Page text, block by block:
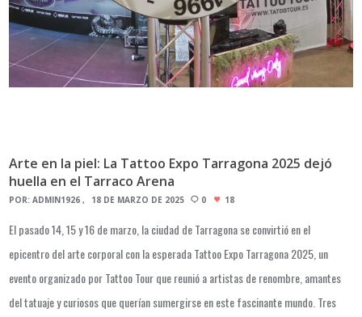
Arte en la piel: La Tattoo Expo Tarragona 2025 dejó
huella en el Tarraco Arena
POR:ADMIN1926 18 DE MARZO DE 2025 0 18
El pasado 14, 15 y 16 de marzo, la ciudad de Tarragona se convirtió en el
epicentro del arte corporal con la esperada Tattoo Expo Tarragona 2025, un
evento organizado por Tattoo Tour que reunió a artistas de renombre, amantes
del tatuaje y curiosos que querían sumergirse en este fascinante mundo. Tres